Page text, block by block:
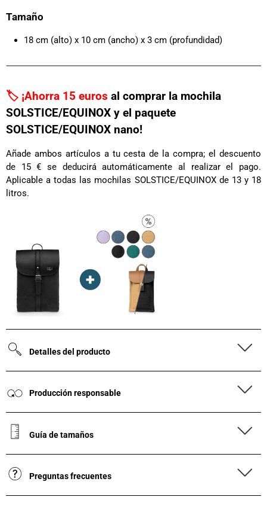
Tamaño
18 cm (alto) x 10 cm (ancho) x 3 cm (profundidad)
🏷️ ¡Ahorra 15 euros al comprar la mochila
SOLSTICE/EQUINOX y el paquete
SOLSTICE/EQUINOX nano!
Añade ambos artículos a tu cesta de la compra; el descuento
de 15 € se deducirá automáticamente al realizar el pago.
Aplicable a todas las mochilas SOLSTICE/EQUINOX de 13 y 18
litros.
Detalles del producto
Producción responsable
Guía de tamaños
Preguntas frecuentes